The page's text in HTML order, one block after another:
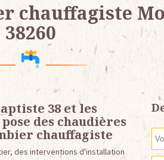
chauffagiste
38260
38 et les
des chaudières
chauffagiste
des interventions d'installation